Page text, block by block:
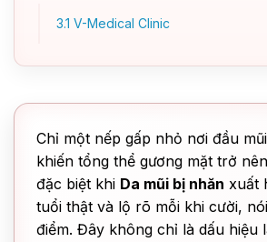
3.1 V-Medical Clinic
Chỉ một nếp gấp nhỏ nơi đầu
khiến tổng thể gương mặt trở
đặc biệt khi Da mũi bị nhăn xuất
tuổi thật và lộ rõ mỗi khi cười,
điểm. Đây không chỉ là dấu hiệu